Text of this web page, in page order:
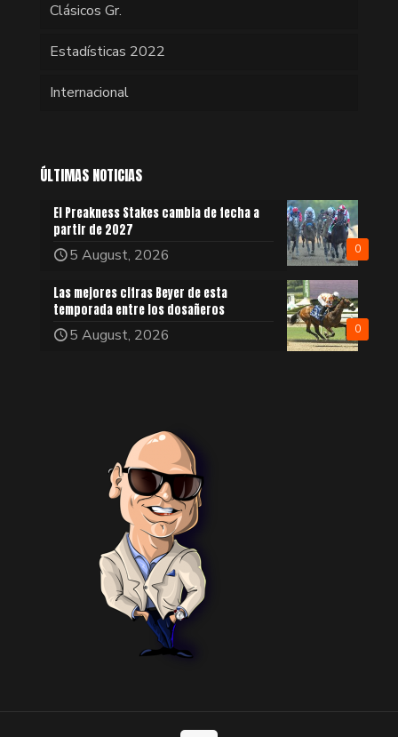
Clásicos Gr.
Estadísticas 2022
Internacional
ÚLTIMAS NOTICIAS
0
El Preakness Stakes cambia de fecha a
partir de 2027
5 August, 2026
0
Las mejores cifras Beyer de esta
temporada entre los dosañeros
5 August, 2026